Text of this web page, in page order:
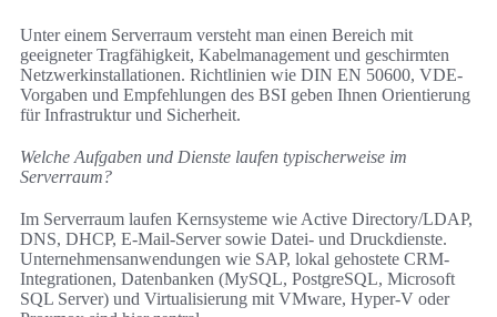
Unter einem Serverraum versteht man einen Bereich mit
geeigneter Tragfähigkeit, Kabelmanagement und geschirmten
Netzwerkinstallationen. Richtlinien wie DIN EN 50600, VDE-
Vorgaben und Empfehlungen des BSI geben Ihnen Orientierung
für Infrastruktur und Sicherheit.
Welche Aufgaben und Dienste laufen typischerweise im
Serverraum?
Im Serverraum laufen Kernsysteme wie Active Directory/LDAP,
DNS, DHCP, E-Mail-Server sowie Datei- und Druckdienste.
Unternehmensanwendungen wie SAP, lokal gehostete CRM-
Integrationen, Datenbanken (MySQL, PostgreSQL, Microsoft
SQL Server) und Virtualisierung mit VMware, Hyper-V oder